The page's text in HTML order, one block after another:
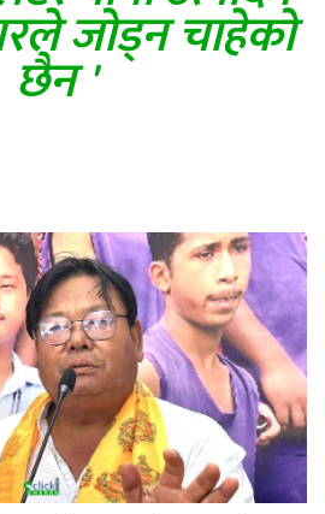
जोड्न चाहेको
छैन '